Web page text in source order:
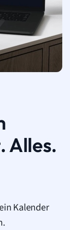
Alles.
Kalender